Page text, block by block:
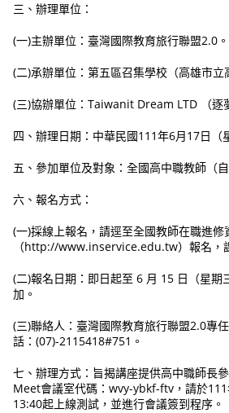
三、辦理單位：
(一)主辦單位：臺灣國際教育旅行聯盟2.0。
(二)承辦單位：第五區召集學校（高雄市立
(三)協辦單位：Taiwanit Dream LTD （逐
四、辦理日期：中華民國111年6月17日（
五、參加單位及對象：全國高中職教師（
六、報名方式：
(一)採線上報名，請逕至全國教師在職進修
（http://www.inservice.edu.tw）報名，
(二)報名日期：即日起至 6 月 15 日（星期
加。
(三)聯絡人：臺灣國際教育旅行聯盟2.0專
話：(07)-2115418#751。
七、辦理方式：旨揭講座提供高中職師長
Meet會議室代碼：wvy-ybkf-ftv，請於111
13:40起上線測試，並進行會議簽到程序。